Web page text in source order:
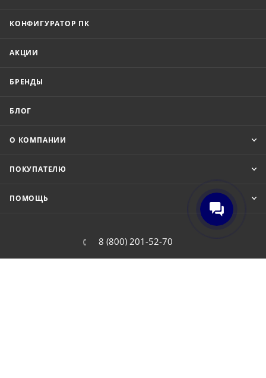
КОНФИГУРАТОР ПК
АКЦИИ
БРЕНДЫ
БЛОГ
О КОМПАНИИ
ПОКУПАТЕЛЮ
ПОМОЩЬ
8 (800) 201-52-70
order@cit.ru